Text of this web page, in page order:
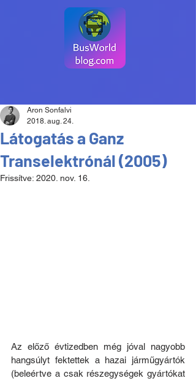
Látogatás a Ganz
Transelektrónál (2005)
Aron Sonfalvi
2018. aug. 24.
Frissítve: 2020. nov. 16.
Az előző évtizedben még jóval nagyobb
hangsúlyt fektettek a hazai járműgyártók
(beleértve a csak részegységek gyártókat